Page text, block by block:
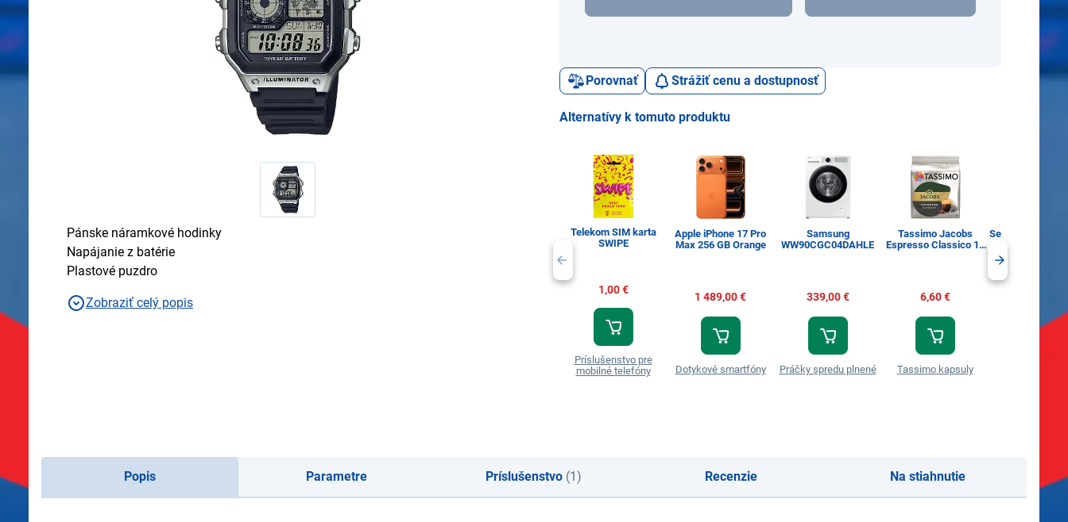
Pánske náramkové hodinky
Napájanie z batérie
Plastové puzdro
Zobraziť celý popis
Porovnať Strážiť cenu a dostupnosť
Alternatívy k tomuto produktu
Telekom SIM karta
SWIPE
1,00 €
Príslušenstvo pre
mobilné telefóny
Apple iPhone 17 Pro
Max 256 GB Orange
1 489,00 €
Dotykové smartfóny
Samsung
WW90CGC04DAHLE
339,00 €
Práčky spredu plnené
Tassimo Jacobs
Espresso Classico 16
6,60 €
Tassimo kapsuly
Sencor SBA LR6
Popis Parametre Príslušenstvo (1) Recenzie Na stiahnutie